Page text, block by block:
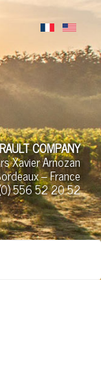
COMPANY
Xavier Arnozan
– France
556 5220 52